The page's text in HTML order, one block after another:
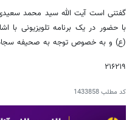
گفتنی است آیت الله سید محمد سعیدی
با حضور در یک برنامه تلویزیونی با
(ع) و به خصوص توجه به صحیفه
۲۱۶۲۱۹
کد مطلب1433858